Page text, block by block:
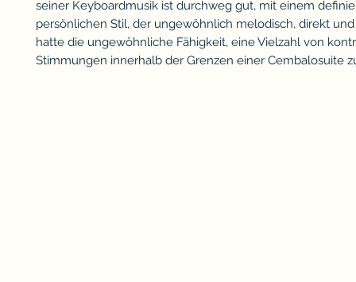
seiner Keyboardmusik ist durchweg gut, mit einem
persönlichen Stil, der ungewöhnlich melodisch, direkt und
hatte die ungewöhnliche Fähigkeit, eine Vielzahl von
Stimmungen innerhalb der Grenzen einer Cembalosuite